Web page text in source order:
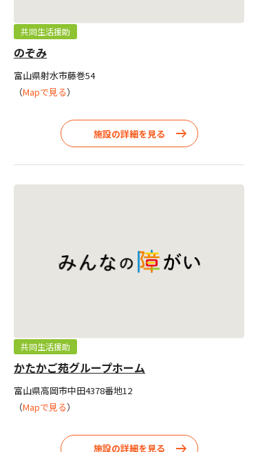
共同生活援助
のぞみ
富山県射水市藤巻54
（Mapで見る）
施設の詳細を見る
共同生活援助
かたかご苑グループホーム
富山県高岡市中田4378番地12
（Mapで見る）
施設の詳細を見る